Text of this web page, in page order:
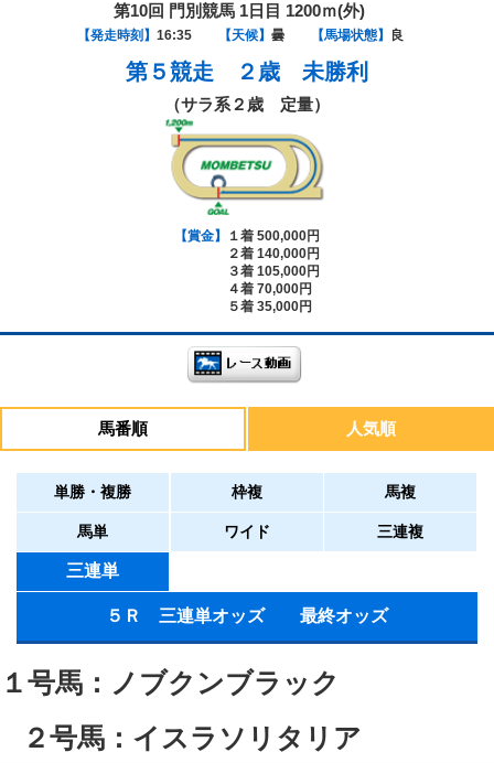
第10回 門別競馬 1日目 1200ｍ(外)
【発走時刻】 16:35 【天候】 曇 【馬場状態】 良
第５競走 ２歳 未勝利
（サラ系２歳 定量）
【賞金】
１着 500,000円
２着 140,000円
３着 105,000円
４着 70,000円
５着 35,000円
馬番順 人気順
単勝・複勝 枠複 馬複
馬単 ワイド 三連複
三連単
５Ｒ 三連単オッズ 最終オッズ
１号馬：ノブクンブラック
２号馬：イスラソリタリア